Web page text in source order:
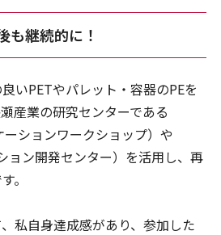
も継続的に！
いPETやパレット・容器のPEを
産業の研究センターである
ションワークショップ）や
ョン開発センター）を活用し、再
。
私自身達成感があり、参加した